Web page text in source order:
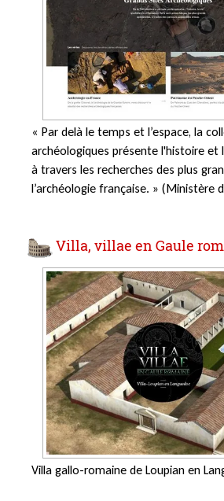
« Par delà le temps et l’espace, la
archéologiques présente l'histoire et
à travers les recherches des plus
l’archéologie française. » (Ministère
Villa, villae en Gaule
Villa gallo-romaine de Loupian en